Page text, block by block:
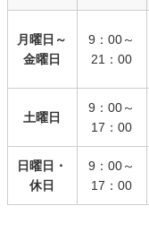
月曜日～
金曜日
9：00～
21：00
土曜日
9：00～
17：00
日曜日・
休日
9：00～
17：00